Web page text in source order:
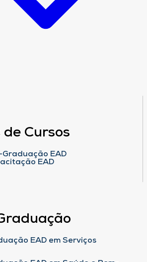
de Cursos
Graduação EAD
EAD
EAD em Serviços